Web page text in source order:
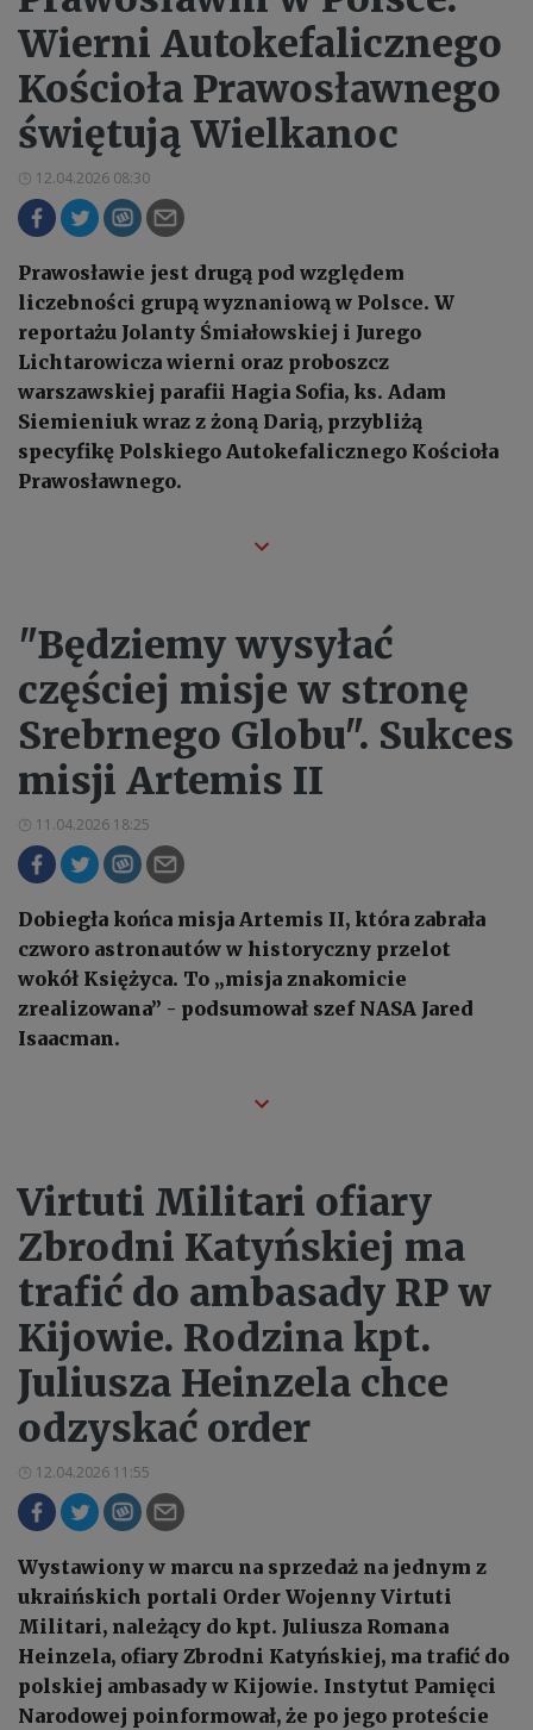
Wierni Autokefalicznego
Kościoła Prawosławnego
świętują Wielkanoc
12.04.2026 08:30
Prawosławie jest drugą pod względem
liczebności grupą wyznaniową w Polsce. W
reportażu Jolanty Śmiałowskiej i Jurego
Lichtarowicza wierni oraz proboszcz
warszawskiej parafii Hagia Sofia, ks. Adam
Siemieniuk wraz z żoną Darią, przybliżą
specyfikę Polskiego Autokefalicznego Kościoła
Prawosławnego.
"Będziemy wysyłać
częściej misje w stronę
Srebrnego Globu". Sukces
misji Artemis II
11.04.2026 18:25
Dobiegła końca misja Artemis II, która zabrała
czworo astronautów w historyczny przelot
wokół Księżyca. To „misja znakomicie
zrealizowana” - podsumował szef NASA Jared
Isaacman.
Virtuti Militari ofiary
Zbrodni Katyńskiej ma
trafić do ambasady RP w
Kijowie. Rodzina kpt.
Juliusza Heinzela chce
odzyskać order
12.04.2026 11:55
Wystawiony w marcu na sprzedaż na jednym z
ukraińskich portali Order Wojenny Virtuti
Militari, należący do kpt. Juliusza Romana
Heinzela, ofiary Zbrodni Katyńskiej, ma trafić do
polskiej ambasady w Kijowie. Instytut Pamięci
Narodowej poinformował, że po jego proteście